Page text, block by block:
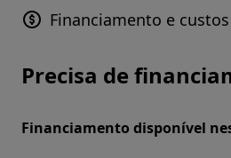
Financiamento e custos
Precisa de
Financiamento disponível